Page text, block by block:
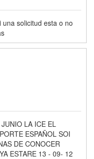
solicitud esta o no
LA ICE EL
ESPAÑOL SOI
DE CONOCER
ESTARE 13 - 09- 12